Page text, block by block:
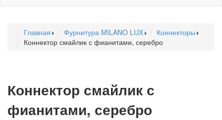
Главная Фурнитура MILANO LUX
Коннекторы
Коннектор смайлик с фианитами, серебро
Коннектор смайлик с
фианитами, серебро